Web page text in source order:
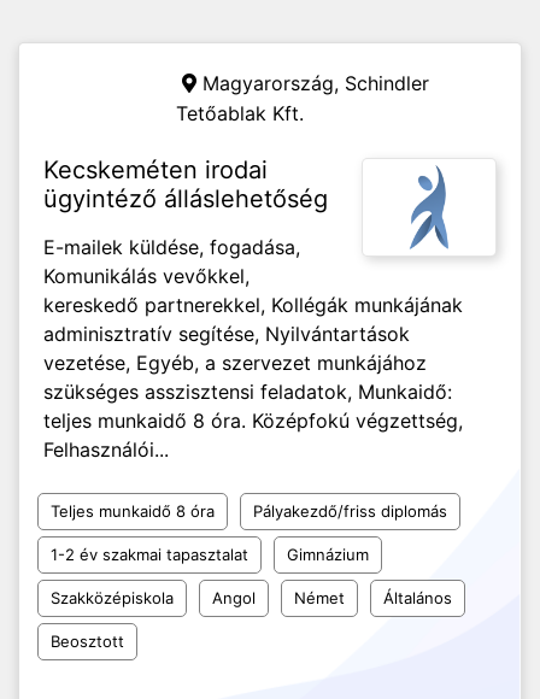
Magyarország, Schindler
Tetőablak Kft.
Kecskeméten irodai
ügyintéző álláslehetőség
E-mailek küldése, fogadása,
Komunikálás vevőkkel,
kereskedő partnerekkel, Kollégák munkájának
adminisztratív segítése, Nyilvántartások
vezetése, Egyéb, a szervezet munkájához
szükséges asszisztensi feladatok, Munkaidő:
teljes munkaidő 8 óra. Középfokú végzettség,
Felhasználói...
Teljes munkaidő 8 óra Pályakezdő/friss diplomás
1-2 év szakmai tapasztalat Gimnázium
Szakközépiskola Angol Német Általános
Beosztott